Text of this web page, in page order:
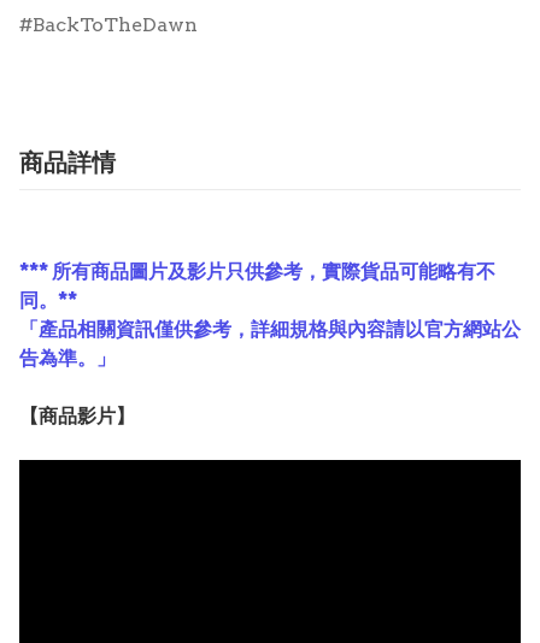
BackToTheDawn
商品詳情
*** 所有商品圖片及影片只供參考，實際貨品可能略有不
同。**
「產品相關資訊僅供參考，詳細規格與內容請以官方網站公
告為準。」
【商品影片】